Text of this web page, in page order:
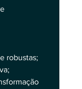
robustas;